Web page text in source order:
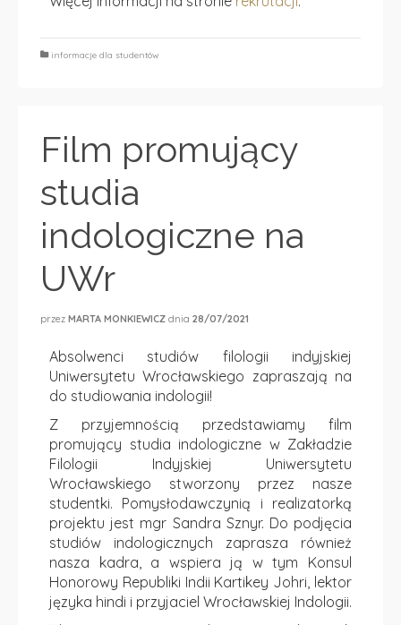
informacje dla studentów
Film promujący
studia
indologiczne na
UWr
przez MARTA MONKIEWICZ dnia 28/07/2021
Absolwenci studiów filologii indyjskiej
Uniwersytetu Wrocławskiego zapraszają na
do studiowania indologii!
Z przyjemnością przedstawiamy film
promujący studia indologiczne w Zakładzie
Filologii Indyjskiej Uniwersytetu
Wrocławskiego stworzony przez nasze
studentki. Pomysłodawczynią i realizatorką
projektu jest mgr Sandra Sznyr. Do podjęcia
studiów indologicznych zaprasza również
nasza kadra, a wspiera ją w tym Konsul
Honorowy Republiki Indii Kartikey Johri, lektor
języka hindi i przyjaciel Wrocławskiej Indologii.